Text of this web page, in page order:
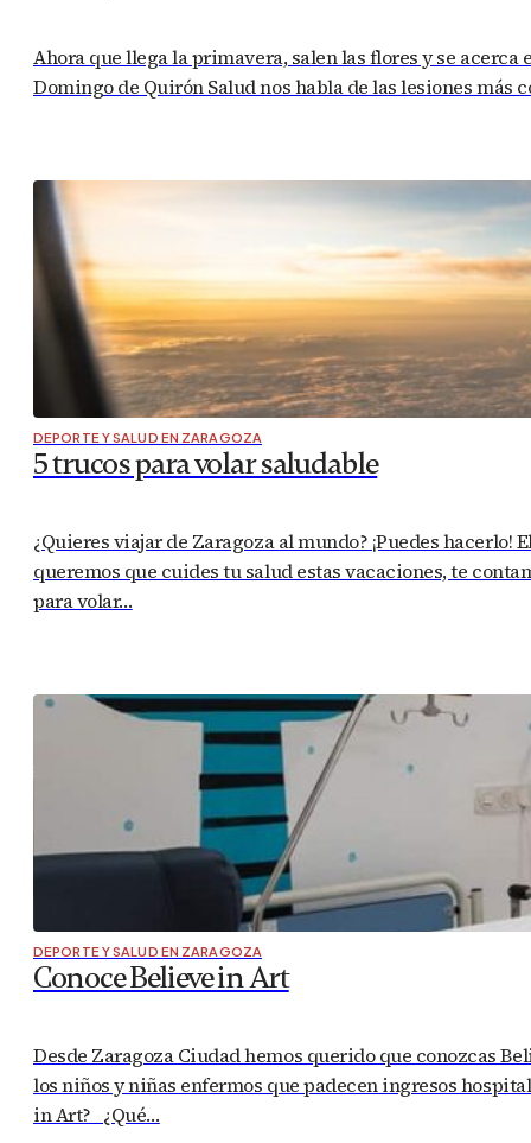
Ahora que llega la primavera, salen las flores y se
Domingo de Quirón Salud nos habla de las lesiones
DEPORTE Y SALUD EN ZARAGOZA
5 trucos para volar saludable
¿Quieres viajar de Zaragoza al mundo? ¡Puedes
queremos que cuides tu salud estas vacaciones, te
para volar…
DEPORTE Y SALUD EN ZARAGOZA
Conoce Believe in Art
Desde Zaragoza Ciudad hemos querido que conozcas
los niños y niñas enfermos que padecen ingresos
in Art? ¿Qué…